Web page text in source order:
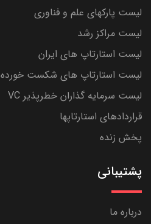
لیست پارکهای علم و فناوری
لیست مراکز رشد
لیست استارتاپ های ایران
لیست استارتاپ های شکست خورده
لیست سرمایه گذاران خطرپذیر VC
قراردادهای استارتاپها
پخش زنده
پشتیبانی
درباره ما